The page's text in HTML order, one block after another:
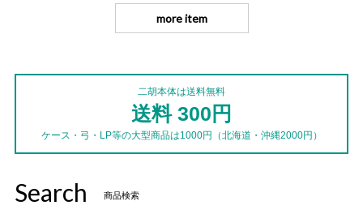
more item
二胡本体は送料無料
送料 300円
ケース・弓・LP等の大型商品は1000円（北海道・沖縄2000円）
Search 商品検索